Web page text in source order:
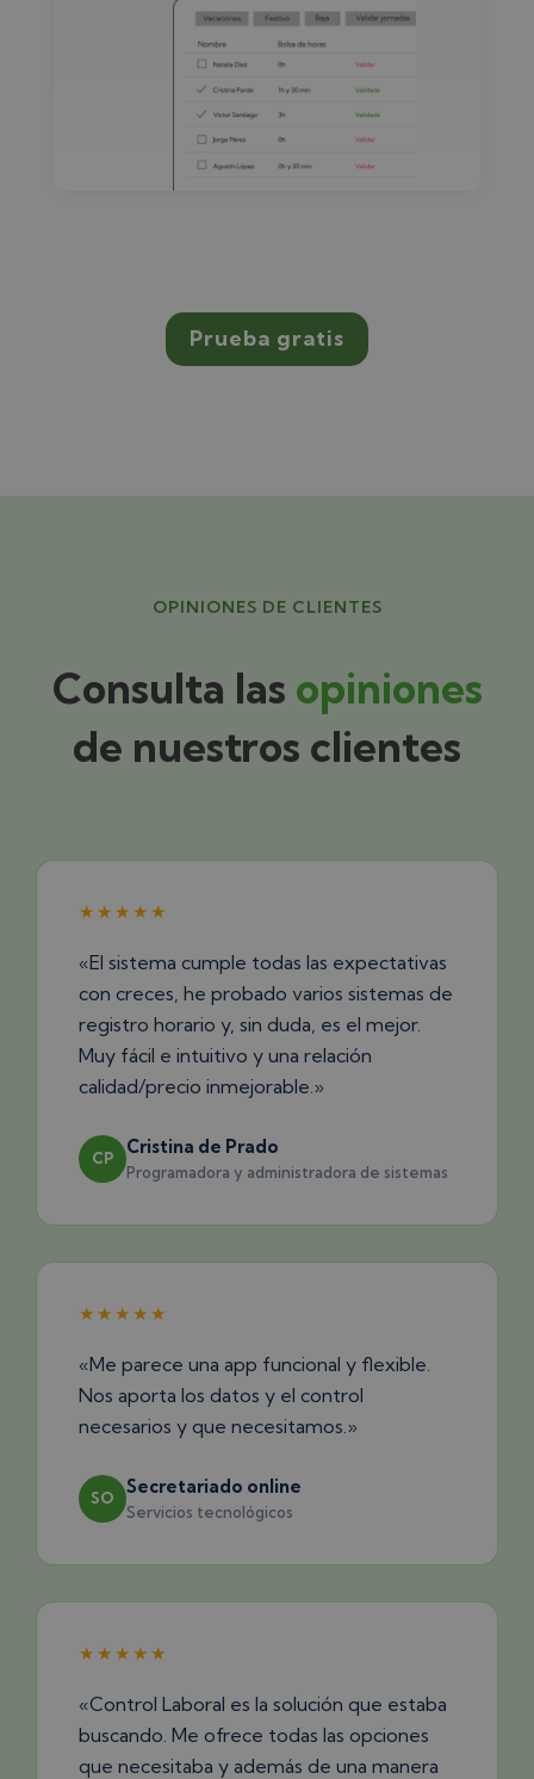
Prueba gratis
OPINIONES DE CLIENTES
Consulta las opiniones
de nuestros clientes
★★★★★
«El sistema cumple todas las expectativas
con creces, he probado varios sistemas de
registro horario y, sin duda, es el mejor.
Muy fácil e intuitivo y una relación
calidad/precio inmejorable.»
CP
Cristina de Prado
Programadora y administradora de sistemas
★★★★★
«Me parece una app funcional y flexible.
Nos aporta los datos y el control
necesarios y que necesitamos.»
SO
Secretariado online
Servicios tecnológicos
★★★★★
«Control Laboral es la solución que estaba
buscando. Me ofrece todas las opciones
que necesitaba y además de una manera